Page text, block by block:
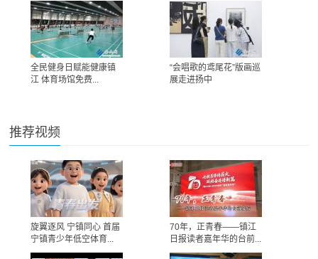
全民健身日赋能健康镇
江 体育场馆免费...
“会唱歌的鸢尾花”版画巡
展走进扬中
推荐视频
旋翼逐风 宁镇同心 首届
宁镇青少年低空体育...
70年，正青春——镇江
日报读者嘉年华的台前...